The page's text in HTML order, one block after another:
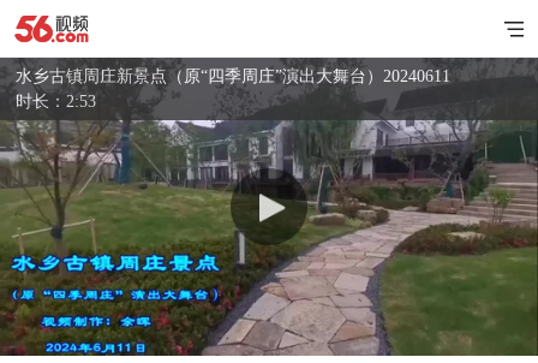
水乡古镇周庄新景点（原“四季周庄”演出大舞台）20240611
时长：2:53